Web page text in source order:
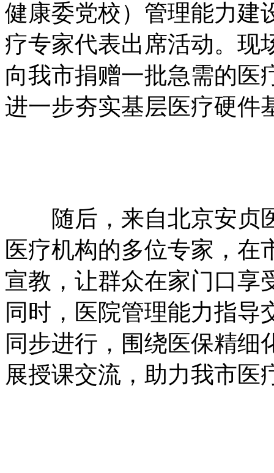
健康委党校）管理能力建
疗专家代表出席活动。现
向我市捐赠一批急需的医
进一步夯实基层医疗硬件
随后，来自北京安贞
医疗机构的多位专家，在
宣教，让群众在家门口享
同时，医院管理能力指导
同步进行，围绕医保精细
展授课交流，助力我市医